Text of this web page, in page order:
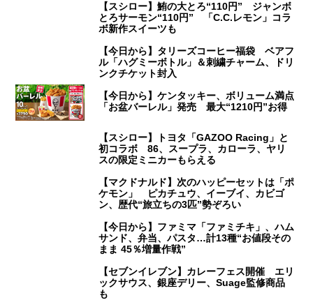
【スシロー】鮪の大とろ“110円” ジャンボ
とろサーモン“110円” 「C.C.レモン」コラ
ボ新作スイーツも
【今日から】タリーズコーヒー福袋 ベアフ
ル「ハグミーボトル」＆刺繍チャーム、ドリ
ンクチケット封入
【今日から】ケンタッキー、ボリューム満点
「お盆バーレル」発売 最大“1210円”お得
【スシロー】トヨタ「GAZOO Racing」と
初コラボ 86、スープラ、カローラ、ヤリ
スの限定ミニカーもらえる
【マクドナルド】次のハッピーセットは「ポ
ケモン」 ピカチュウ、イーブイ、カビゴ
ン、歴代“旅立ちの3匹”勢ぞろい
【今日から】ファミマ「ファミチキ」、ハム
サンド、弁当、パスタ…計13種“お値段その
まま 45％増量作戦”
【セブンイレブン】カレーフェス開催 エリ
ックサウス、銀座デリー、Suage監修商品
も